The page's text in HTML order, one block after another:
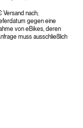
Versand nach;
gegen eine
von eBikes, deren
muss ausschließlich